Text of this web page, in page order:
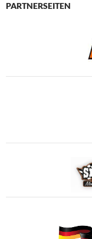
PARTNERSEITEN